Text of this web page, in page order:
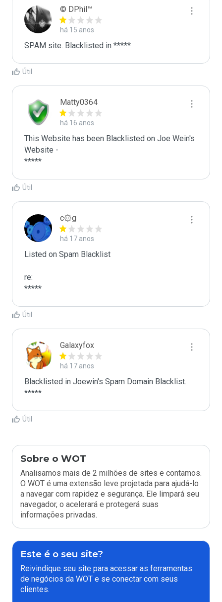
© DPhil™
há 15 anos
SPAM site. Blacklisted in *****
Útil
Matty0364
há 16 anos
This Website has been Blacklisted on Joe Wein's
Website -
*****
Útil
c۞g
há 17 anos
Listed on Spam Blacklist
re:
*****
Útil
Galaxyfox
há 17 anos
Blacklisted in Joewin's Spam Domain Blacklist.
*****
Útil
Sobre o WOT
Analisamos mais de 2 milhões de sites e contamos.
O WOT é uma extensão leve projetada para ajudá-lo
a navegar com rapidez e segurança. Ele limpará seu
navegador, o acelerará e protegerá suas
informações privadas.
Este é o seu site?
Reivindique seu site para acessar as ferramentas
de negócios da WOT e se conectar com seus
clientes.